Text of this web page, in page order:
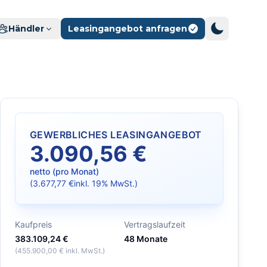
Händler Leasingangebot anfragen
GEWERBLICHES LEASINGANGEBOT
3.090,56 €
netto (pro Monat)
(3.677,77 €inkl. 19% MwSt.)
Kaufpreis
383.109,24 €
(455.900,00 € inkl. MwSt.)
Vertragslaufzeit
48 Monate